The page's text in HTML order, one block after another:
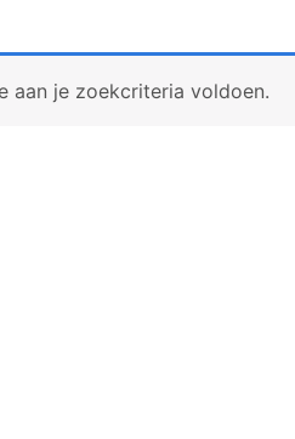
aan je zoekcriteria voldoen.